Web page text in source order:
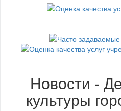
Новости -
культуры